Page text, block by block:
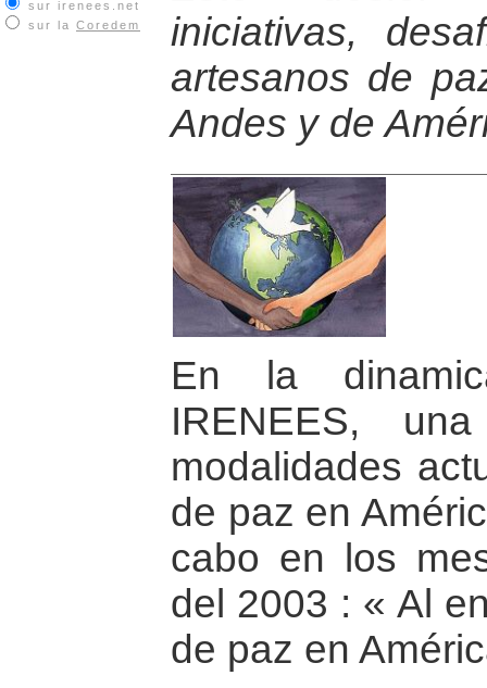
sur irenees.net
sur la Coredem
iniciativas,
artesanos de
Andes y de
En la
IRENEES,
modalidades
de paz en
cabo en los
del 2003 : « Al
de paz en